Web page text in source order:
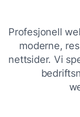
Profesjonell
moderne,
nettsider. Vi